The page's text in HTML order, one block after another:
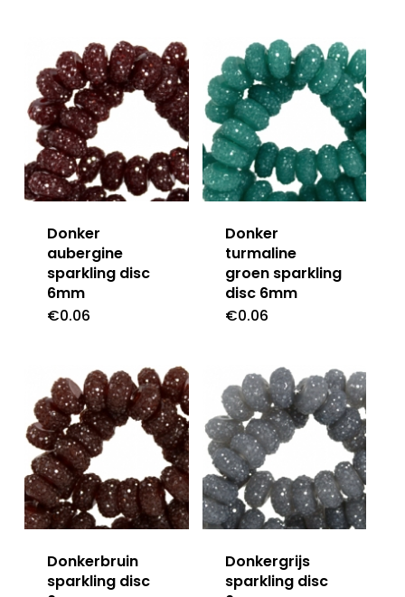
Donker
aubergine
sparkling disc
6mm
€0.06
Donker
turmaline
groen sparkling
disc 6mm
€0.06
Donkerbruin
sparkling disc
Donkergrijs
sparkling disc